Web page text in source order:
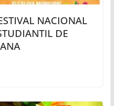
NACIONAL
DE